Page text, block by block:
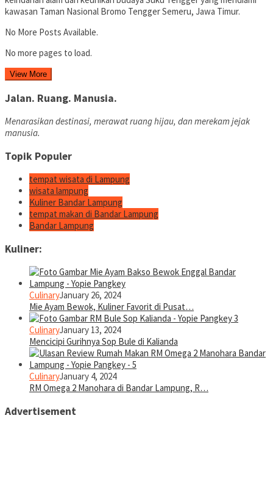
kawasan Taman Nasional Bromo Tengger Semeru, Jawa Timur.
No More Posts Available.
No more pages to load.
View More
Jalan. Ruang. Manusia.
Menarasikan destinasi, merawat ruang hijau, dan merekam jejak
manusia.
Topik Populer
tempat wisata di Lampung
wisata lampung
Kuliner Bandar Lampung
tempat makan di Bandar Lampung
Bandar Lampung
Kuliner:
CulinaryJanuary 26, 2024
Mie Ayam Bewok, Kuliner Favorit di Pusat…
CulinaryJanuary 13, 2024
Mencicipi Gurihnya Sop Bule di Kalianda
CulinaryJanuary 4, 2024
RM Omega 2 Manohara di Bandar Lampung, R…
Advertisement